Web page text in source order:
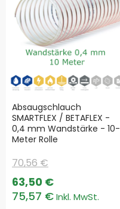
Absaugschlauch
SMARTFLEX / BETAFLEX -
0,4 mm Wandstärke - 10-
Meter Rolle
Special
Price
75,57 €
63,50 €
70,56 €